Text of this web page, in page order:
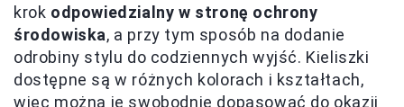
krok odpowiedzialny w stronę ochrony
środowiska, a przy tym sposób na dodanie
odrobiny stylu do codziennych wyjść. Kieliszki
dostępne są w różnych kolorach i kształtach,
więc można je swobodnie dopasować do okazji